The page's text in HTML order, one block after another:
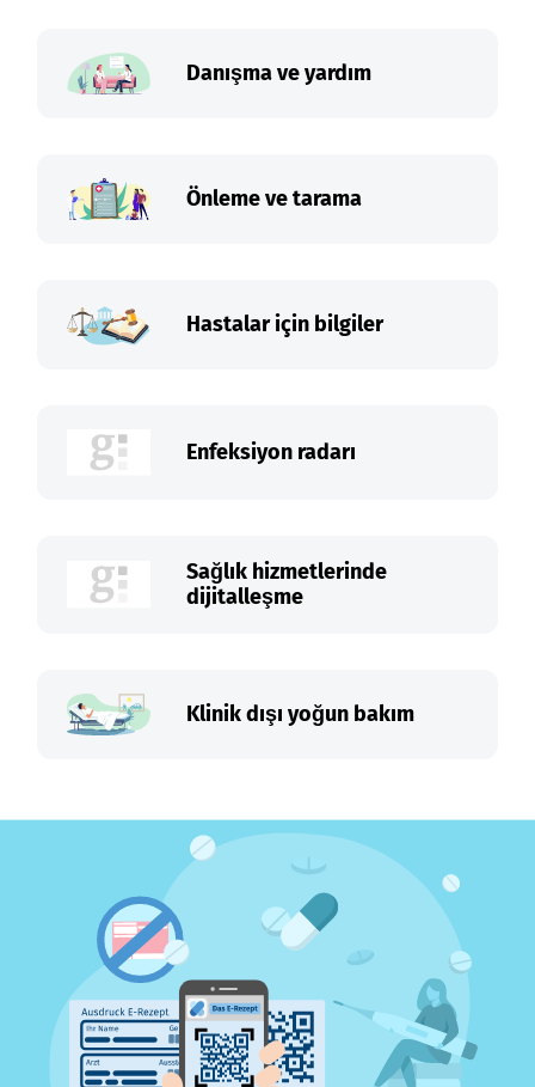
Danışma ve yardım
Önleme ve tarama
Hastalar için bilgiler
Enfeksiyon radarı
Sağlık hizmetlerinde
dijitalleşme
Klinik dışı yoğun bakım